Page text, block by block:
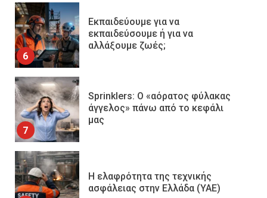
6
Εκπαιδεύουμε για να
εκπαιδεύσουμε ή για να
αλλάξουμε ζωές;
7
Sprinklers: Ο «αόρατος φύλακας
άγγελος» πάνω από το κεφάλι
μας
Η ελαφρότητα της τεχνικής
ασφάλειας στην Ελλάδα (ΥΑΕ)